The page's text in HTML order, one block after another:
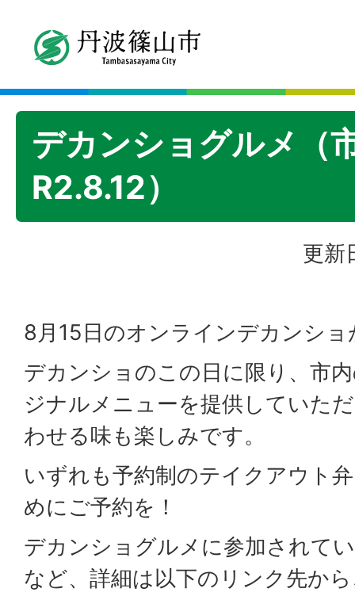
デカンショグルメ（
R2.8.12）
更新
8月15日のオンラインデカンシ
デカンショのこの日に限り、市
ジナルメニューを提供していた
わせる味も楽しみです。
いずれも予約制のテイクアウト
めにご予約を！
デカンショグルメに参加されて
など、詳細は以下のリンク先か